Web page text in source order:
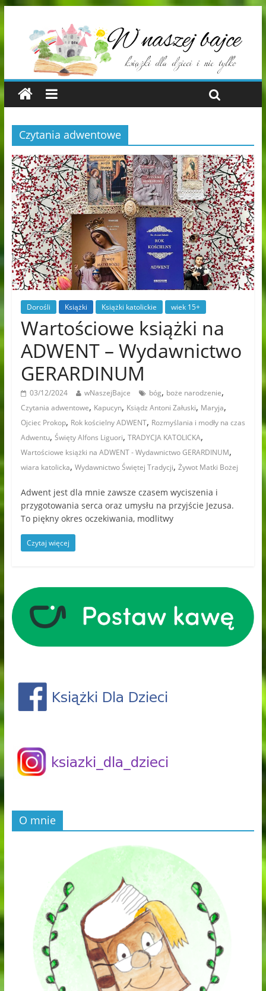
Czytania adwentowe
Dorośli Książki Książki katolickie wiek 15+
Wartościowe książki na
ADWENT – Wydawnictwo
GERARDINUM
03/12/2024 wNaszejBajce bóg, boże narodzenie,
Czytania adwentowe, Kapucyn, Ksiądz Antoni Załuski, Maryja,
Ojciec Prokop, Rok kościelny ADWENT, Rozmyślania i modły na czas
Adwentu, Święty Alfons Liguori, TRADYCJA KATOLICKA,
Wartościowe książki na ADWENT - Wydawnictwo GERARDINUM,
wiara katolicka, Wydawnictwo Świętej Tradycji, Żywot Matki Bożej
Adwent jest dla mnie zawsze czasem wyciszenia i
przygotowania serca oraz umysłu na przyjście Jezusa.
To piękny okres oczekiwania, modlitwy
Czytaj więcej
O mnie